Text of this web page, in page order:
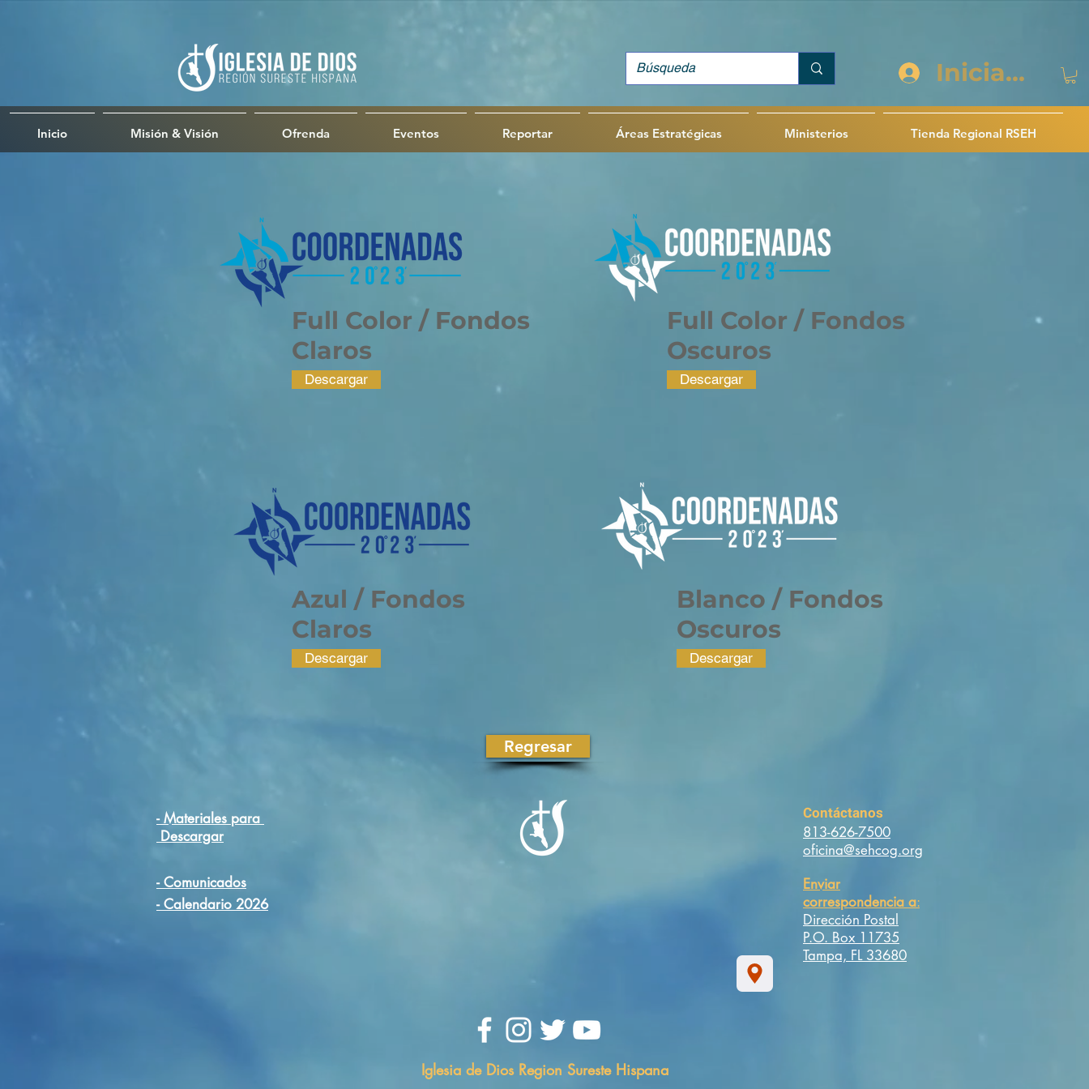
Iniciar
Inicio Misión & Visión Ofrenda Eventos Reportar Áreas Estratégicas Ministerios Tienda Regional RSEH
Full Color / Fondos
Claros
Descargar
Full Color / Fondos
Oscuros
Descargar
Azul / Fondos
Claros
Descargar
Blanco / Fondos
Oscuros
Descargar
Regresar
- Materiales para
Descargar
- Comunicados
- Calendario 2026
Contáctanos
813-626-7500
oficina@sehcog.org
Enviar
correspondencia a:
Dirección Postal
P.O. Box 11735
Tampa, FL 33680
Iglesia de Dios Region Sureste Hispana